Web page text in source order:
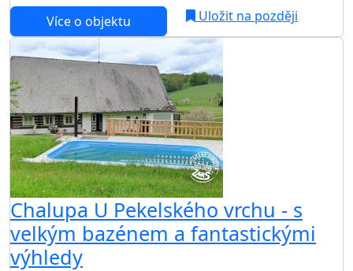
Více o objektu Uložit na později
Chalupa U Pekelského vrchu - s
velkým bazénem a fantastickými
výhledy